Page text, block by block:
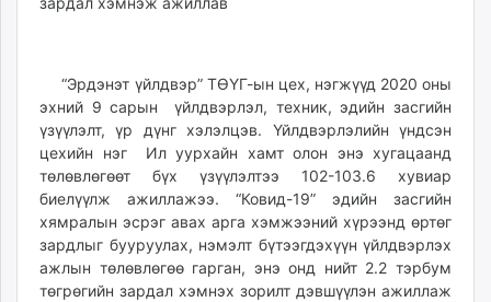
ikon.mn
Eguur.mn
shuud.mn
eagle.mn
ergelt.mn
zarig.mn
today.mn
zuv.mn
“Эрдэнэт үйлдвэр” ТӨҮГ-ын цех, нэгжүүд 2020 оны
эхний 9 сарын үйлдвэрлэл, техник, эдийн засгийн
үзүүлэлт, үр дүнг хэлэлцэв. Үйлдвэрлэлийн үндсэн
цехийн нэг Ил уурхайн хамт олон энэ хугацаанд
төлөвлөгөөт бүх үзүүлэлтээ 102-103.6 хувиар
биелүүлж ажиллажээ. “Ковид-19” эдийн засгийн
хямралын эсрэг авах арга хэмжээний хүрээнд өртөг
зардлыг бууруулах, нэмэлт бүтээгдэхүүн үйлдвэрлэх
ажлын төлөвлөгөө гарган, энэ онд нийт 2.2 тэрбум
төгрөгийн зардал хэмнэх зорилт дэвшүүлэн ажиллаж